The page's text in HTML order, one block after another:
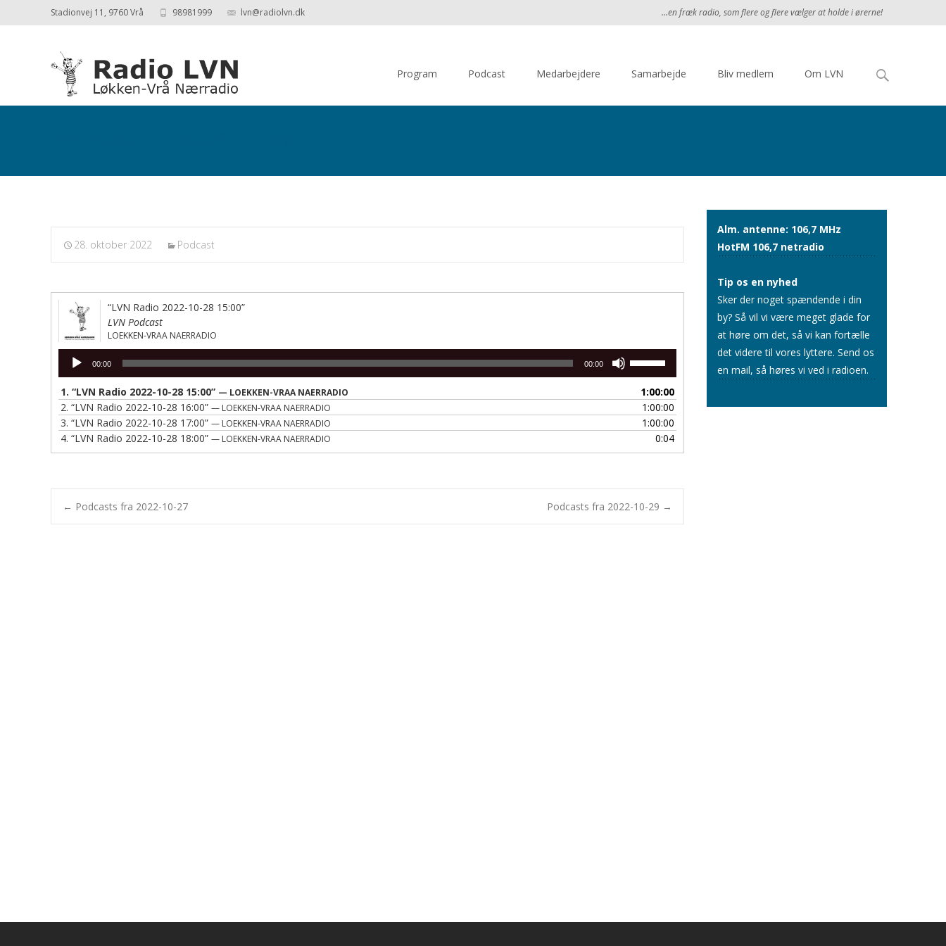
Stadionvej 11, 9760 Vrå 98981999 lvn@radiolvn.dk ...en fræk radio, som flere og flere vælger at holde i ørerne!
Program Podcast Medarbejdere Samarbejde Bliv medlem Om LVN
Søg
efter:
28. oktober 2022 Podcast
“LVN Radio 2022-10-28 15:00”
LVN Podcast
LOEKKEN-VRAA NAERRADIO
Lydafspiller
00:00 00:00
for
at
skrue
for
lyden.
1. “LVN Radio 2022-10-28 15:00” — LOEKKEN-VRAA NAERRADIO
1:00:00
2. “LVN Radio 2022-10-28 16:00” — LOEKKEN-VRAA NAERRADIO
1:00:00
3. “LVN Radio 2022-10-28 17:00” — LOEKKEN-VRAA NAERRADIO
1:00:00
4. “LVN Radio 2022-10-28 18:00” — LOEKKEN-VRAA NAERRADIO 0:04
Post
← Podcasts fra 2022-10-27 Podcasts fra 2022-10-29 →
Alm. antenne: 106,7 MHz
HotFM 106,7 netradio
Tip os en nyhed
Sker der noget spændende i din
by? Så vil vi være meget glade for
at høre om det, så vi kan fortælle
det videre til vores lyttere. Send os
en mail, så høres vi ved i radioen.